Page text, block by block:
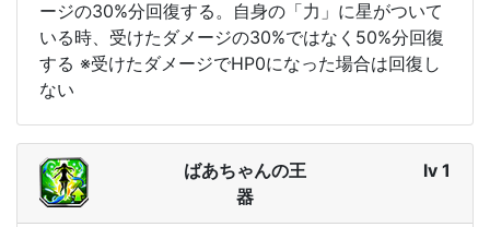
ージの30%分回復する。自身の「力」に星がついて
いる時、受けたダメージの30%ではなく50%分回復
する ※受けたダメージでHP0になった場合は回復し
ない
ばあちゃんの王
器
lv 1